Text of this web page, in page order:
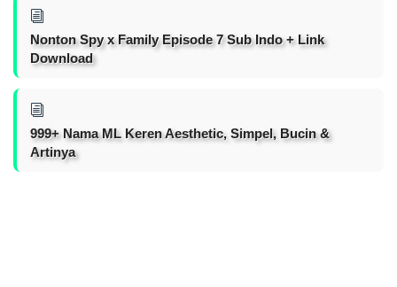
Nonton Spy x Family Episode 7 Sub Indo + Link
Download
999+ Nama ML Keren Aesthetic, Simpel, Bucin &
Artinya